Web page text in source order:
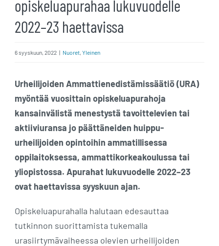
opiskeluapurahaa lukuvuodelle
2022–23 haettavissa
6 syyskuun, 2022 | Nuoret, Yleinen
Urheilijoiden Ammattienedistämissäätiö (URA)
myöntää vuosittain opiskeluapurahoja
kansainvälistä menestystä tavoittelevien tai
aktiiviuransa jo päättäneiden huippu-
urheilijoiden opintoihin ammatillisessa
oppilaitoksessa, ammattikorkeakoulussa tai
yliopistossa. Apurahat lukuvuodelle 2022–23
ovat haettavissa syyskuun ajan.
Opiskeluapurahalla halutaan edesauttaa
tutkinnon suorittamista tukemalla
urasiirtymävaiheessa olevien urheilijoiden